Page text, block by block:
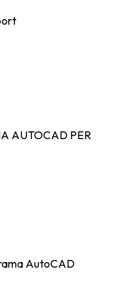
AUTOCAD PER
AutoCAD